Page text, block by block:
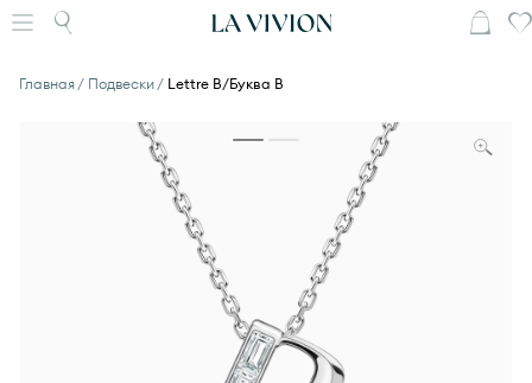
Главная Подвески Lettre В/Буква В